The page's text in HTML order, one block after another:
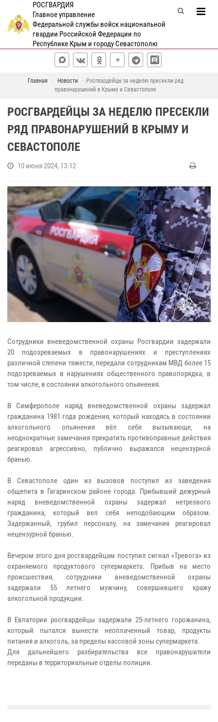
РОСГВАРДИЯ
Главное управление
Федеральной службы войск национальной
гвардии Российской Федерации по
Республике Крым и городу Севастополю
Главная Новости
Росгвардейцы за неделю пресекли ряд
правонарушений в Крыму и Севастополе
РОСГВАРДЕЙЦЫ ЗА НЕДЕЛЮ ПРЕСЕКЛИ
РЯД ПРАВОНАРУШЕНИЙ В КРЫМУ И
СЕВАСТОПОЛЕ
10 июня 2024, 13:12
Сотрудники вневедомственной охраны Росгвардии задержали
20 подозреваемых в правонарушениях и преступлениях
различной степени тяжести, передали сотрудникам МВД более 15
подозреваемых в нарушениях общественного правопорядка, в
том числе, в состоянии алкогольного опьянения.
В Симферополе наряд вневедомственной охраны задержал
гражданина 1981 года рождения, который находясь в состоянии
алкогольного опьянения вёл себя вызывающе, на
неоднократные замечания прекратить противоправные действия
реагировал агрессивно, публично выражался нецензурной
бранью.
В Севастополе один из вызовов поступил из заведения
общепита в Гагаринском районе города. Прибывший дежурный
наряд вневедомственной охраны задержал нетрезвого
гражданина, который вел себя неподобающим образом.
Задержанный, грубил персоналу, на замечания реагировал
нецензурной бранью.
Вечером этого дня росгвардейцам поступил сигнал «Тревога» из
охраняемого продуктового супермаркета. Прибыв на место
происшествия, сотрудники вневедомственной охраны
задержали 55 летнего мужчину, совершившего кражу
алкогольной продукции.
В Евпатории росгвардейцы задержали 25-летнего горожанина,
который пытался вынести неоплаченный товар, продукты
питания и алкоголь, за пределы кассовой зоны супермаркета.
Для дальнейшего разбирательства все правонарушители
переданы в территориальные отделы полиции.